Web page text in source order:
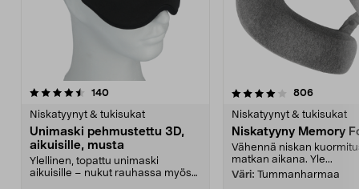
140arvostelut
Niskatyynyt & tukisukat
Unimaski pehmustettu 3D,
aikuisille, musta
Ylellinen, topattu unimaski
aikuisille – nukut rauhassa myös
4.0 viidestä
806arvostelut
Niskatyynyt & tukisukat
Niskatyyny Memory
Vähennä niskan
matkan aikana. Yle...
Väri: Tummanharmaa
3.5 viidestä